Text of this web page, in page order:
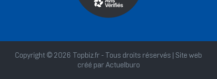
Copyright © 2026 Topbiz.fr - Tous droits réservés | Site web
créé par Actuelburo